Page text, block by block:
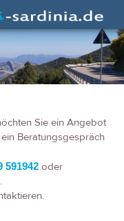
Sie ein Angebot
Beratungsgespräch
591942 oder